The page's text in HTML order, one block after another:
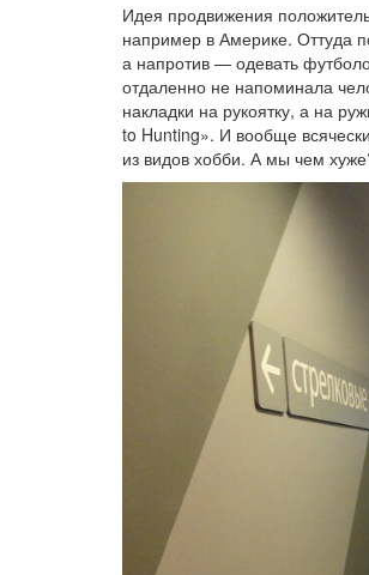
Идея продвижения
например в Америке. Оттуда
а напротив — одевать
отдаленно не напоминала
накладки на рукоятку, а на
to Hunting». И вообще
из видов хобби. А мы чем